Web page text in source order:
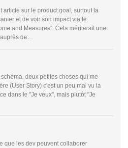
article sur le product goal, surtout la
et de voir son impact via le
and Measures”. Cela mériterait une
de…
deux petites choses qui me
(User Story) c'est un peu mal vu la
dans le "Je veux", mais plutôt "Je
que les dev peuvent collaborer